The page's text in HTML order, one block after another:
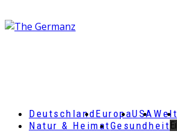
DeutschlandEuropaUSAWelt
Natur & HeimatGesundheit